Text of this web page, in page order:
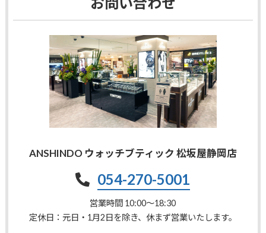
ANSHINDO ウォッチブティック 松坂屋静岡店
054-270-5001
営業時間 10:00〜18:30
定休日：元日・1月2日を除き、休まず営業いたします。